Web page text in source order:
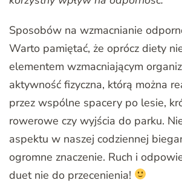
Sposobów na wzmacnianie
Warto pamiętać, że oprócz diety
elementem wzmacniającym
aktywność fizyczna, którą można
przez wspólne spacery po lesie,
rowerowe czy wyjścia do parku.
aspektu w naszej codziennej
ogromne znaczenie. Ruch i
duet nie do przecenienia!